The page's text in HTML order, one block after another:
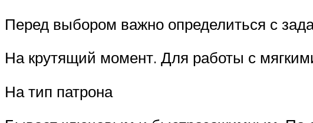
Перед выбором важно определиться с
На крутящий момент. Для работы с
На тип патрона